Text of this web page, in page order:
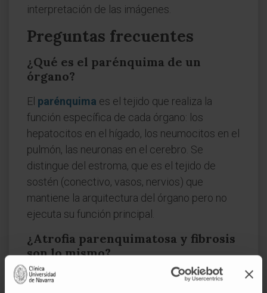
interpretación de las imágenes.
Preguntas frecuentes
¿Qué es el parénquima de un
órgano?
El parénquima es el tejido que realiza la
función específica de cada órgano: los
hepatocitos en el hígado, los neumocitos en el
pulmón, las neuronas en el cerebro. Se
distingue del estroma, que es el tejido de
sostén (conectivo, vasos, nervios) que
mantiene la arquitectura del órgano pero no
ejecuta su función principal.
¿Atrofia parenquimatosa y fibrosis
son lo mismo?
No, aunque suelen coexistir. La fibrosises el